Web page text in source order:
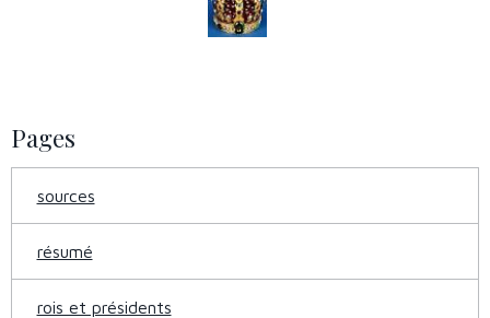
Pages
sources
résumé
rois et présidents